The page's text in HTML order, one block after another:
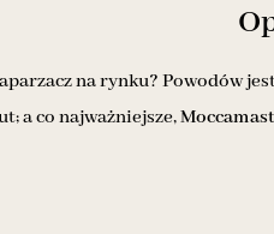
na rynku? Powodów
a co najważniejsze,